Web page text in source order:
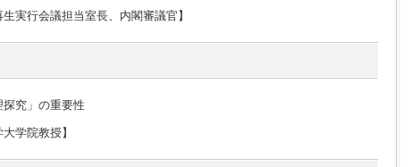
実行会議担当室長、内閣審議官】
究」の重要性
学院教授】